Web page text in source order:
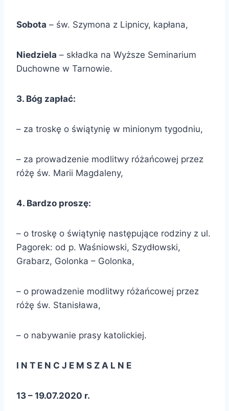
Sobota – św. Szymona z Lipnicy, kapłana,
Niedziela – składka na Wyższe Seminarium
Duchowne w Tarnowie.
3. Bóg zapłać:
– za troskę o świątynię w minionym tygodniu,
– za prowadzenie modlitwy różańcowej przez
różę św. Marii Magdaleny,
4. Bardzo proszę:
– o troskę o świątynię następujące rodziny z ul.
Pagorek: od p. Waśniowski, Szydłowski,
Grabarz, Golonka – Golonka,
– o prowadzenie modlitwy różańcowej przez
różę św. Stanisława,
– o nabywanie prasy katolickiej.
I N T E N C J E M S Z A L N E
13 – 19.07.2020 r.